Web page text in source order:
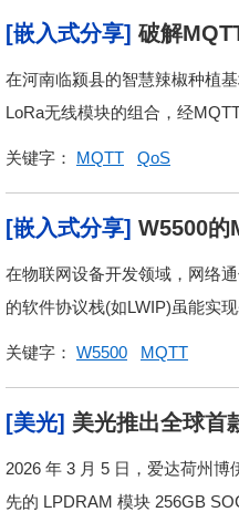
[嵌入式分享] 破解
在河南临颍县的智慧辣椒种植
LoRa无线模块的组合，经
关键字： MQTT QoS
[嵌入式分享] W5500的
在物联网设备开发领域，网络
的软件协议栈(如LWIP)虽能实
关键字： W5500 MQTT
[美光] 美光推出全球首
杆
2026 年 3 月 5 日，爱达荷州
先的 LPDRAM 模块 256GB